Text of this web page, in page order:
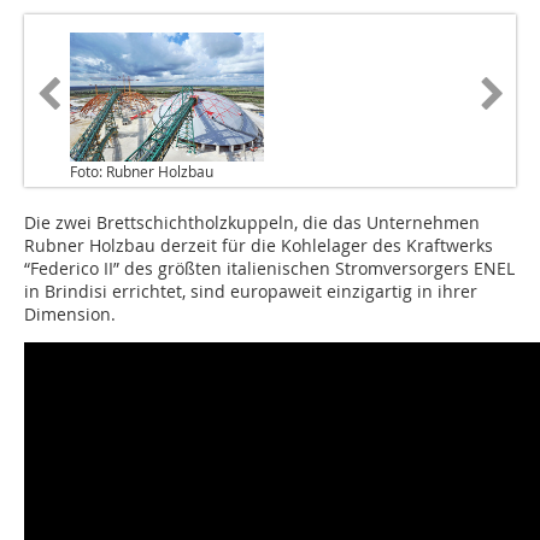
Foto: Rubner Holzbau
Die zwei Brettschichtholzkuppeln, die das Unternehmen
Rubner Holzbau derzeit für die Kohlelager des Kraftwerks
“Federico II” des größten italienischen Stromversorgers ENEL
in Brindisi errichtet, sind europaweit einzigartig in ihrer
Dimension.